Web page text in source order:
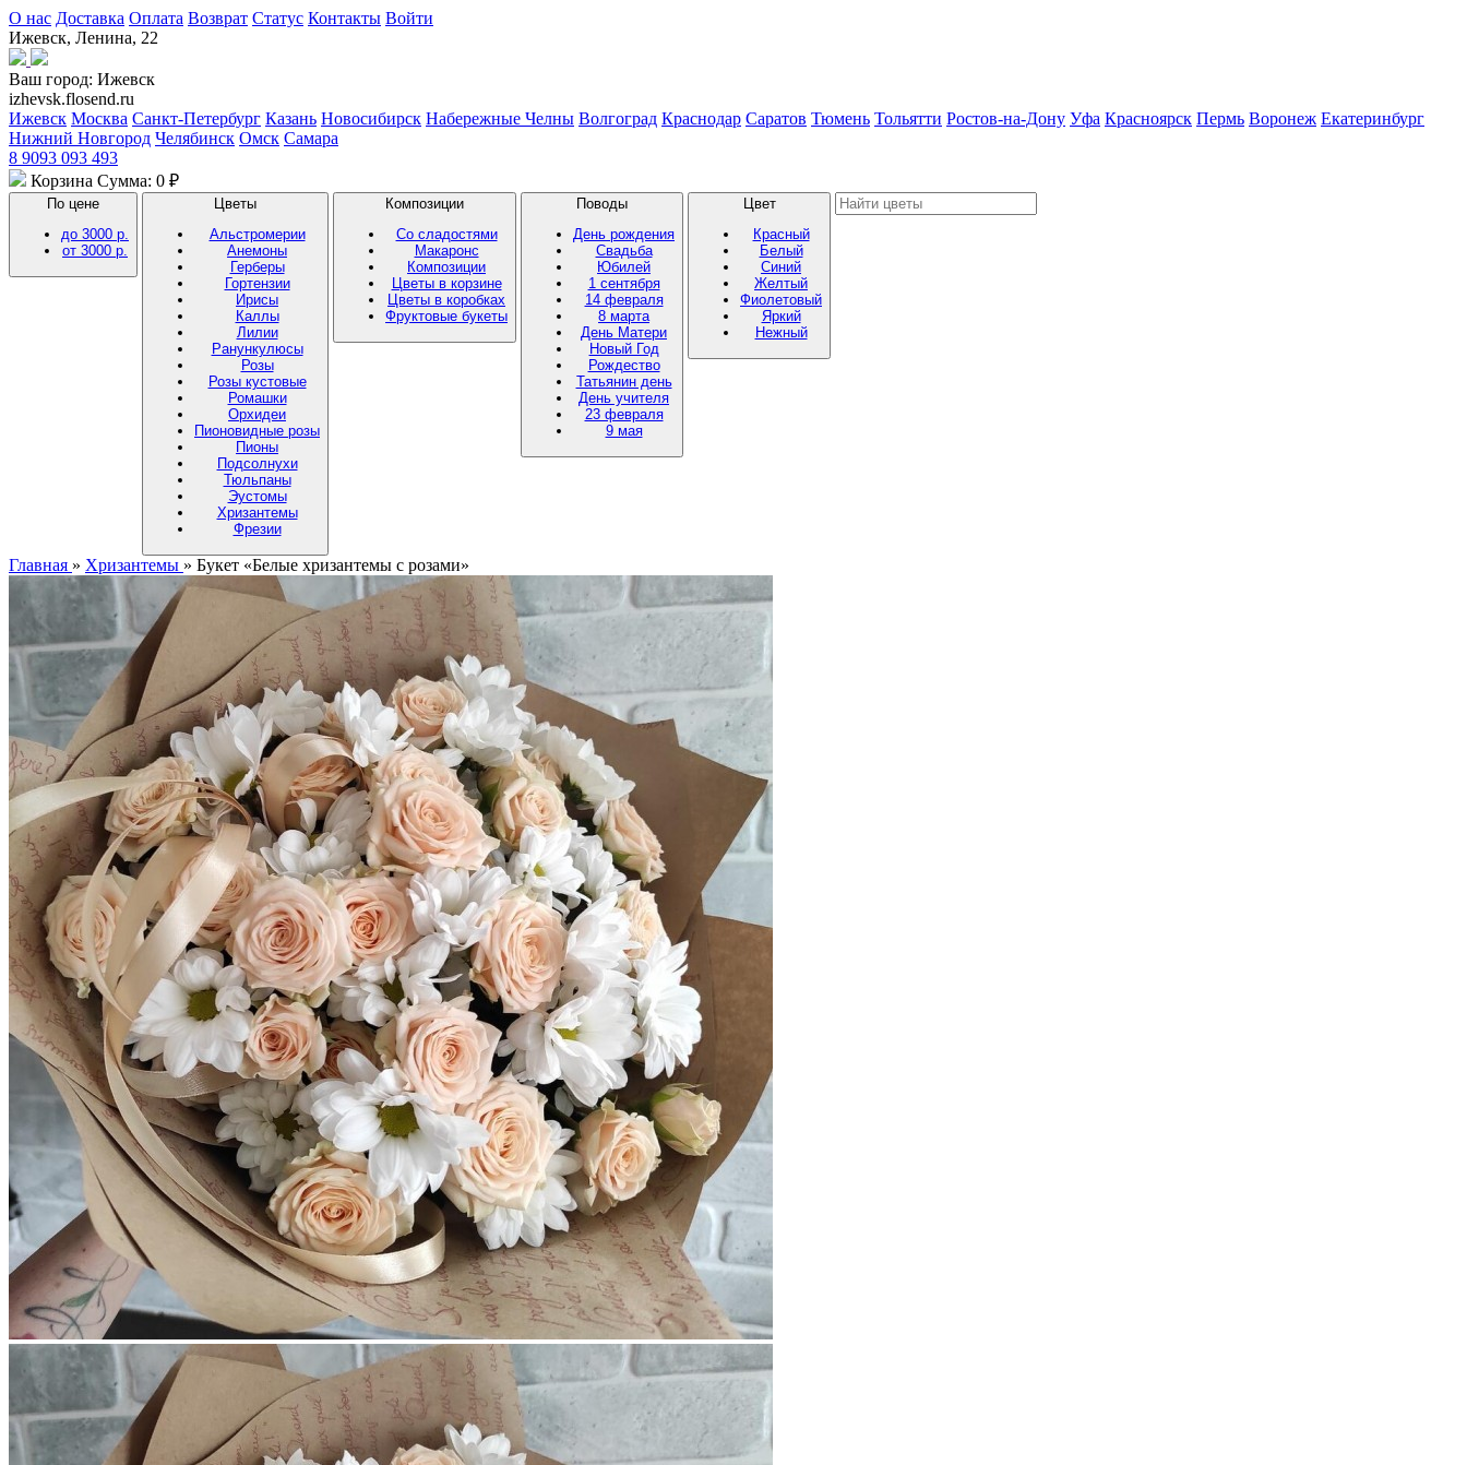
О нас Доставка Оплата Возврат Статус Контакты Войти
Ижевск, Ленина, 22
Ваш город: Ижевск
izhevsk.flosend.ru
Ижевск Москва Санкт-Петербург Казань Новосибирск Набережные Челны Волгоград Краснодар Саратов Тюмень Тольятти Ростов-на-Дону Уфа Красноярск Пермь Воронеж Екатеринбург
Нижний Новгород Челябинск Омск Самара
8 9093 093 493
Корзина Сумма: 0 ₽
По цене
до 3000 р.
от 3000 р.
Цветы
Альстромерии
Анемоны
Герберы
Гортензии
Ирисы
Каллы
Лилии
Ранункулюсы
Розы
Розы кустовые
Ромашки
Орхидеи
Пионовидные розы
Пионы
Подсолнухи
Тюльпаны
Эустомы
Хризантемы
Фрезии
Композиции
Со сладостями
Макаронс
Композиции
Цветы в корзине
Цветы в коробках
Фруктовые букеты
Поводы
День рождения
Свадьба
Юбилей
1 сентября
14 февраля
8 марта
День Матери
Новый Год
Рождество
Татьянин день
День учителя
23 февраля
9 мая
Цвет
Красный
Белый
Синий
Желтый
Фиолетовый
Яркий
Нежный
Главная » Хризантемы » Букет «Белые хризантемы с розами»